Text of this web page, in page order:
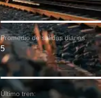
Promedio de salidas diarias:
5
Último tren: